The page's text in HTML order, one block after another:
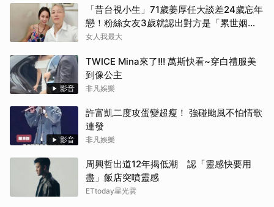
「昔台視小生」71歲姜厚任大談差24歲忘年
戀！粉絲女友3歲就認出對方是「累世姻
緣」
女人我最大
影音
TWICE Mina來了!!! 萬斯快看~穿白禮服美
到像公主
非凡娛樂
影音
許富凱二度攻蛋變超瘦！ 強碰颱風不怕情歌
連發
非凡娛樂
周興哲出道12年揭低潮 認「靈感快要用
盡」飯店突噴靈感
ETtoday星光雲